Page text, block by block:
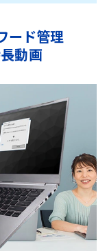
ード管理
動画